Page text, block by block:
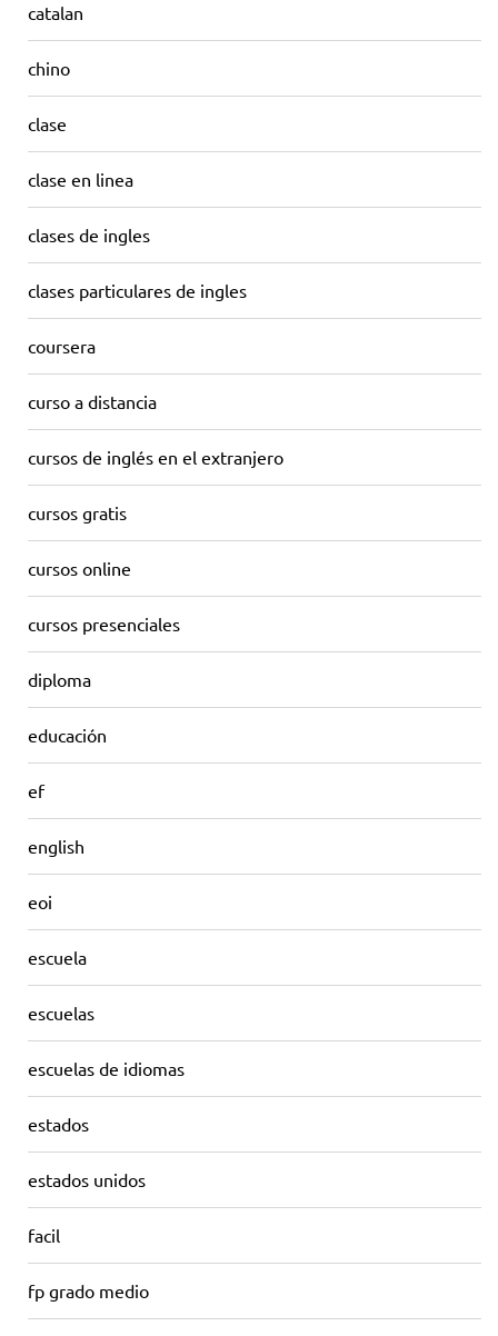
catalan
chino
clase
clase en linea
clases de ingles
clases particulares de ingles
coursera
curso a distancia
cursos de inglés en el extranjero
cursos gratis
cursos online
cursos presenciales
diploma
educación
ef
english
eoi
escuela
escuelas
escuelas de idiomas
estados
estados unidos
facil
fp grado medio